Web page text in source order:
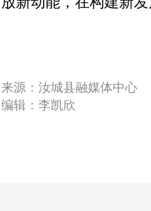
来源：汝城县融媒体中心
编辑：李凯欣